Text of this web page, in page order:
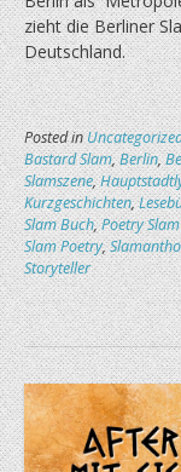
zieht die Berliner
Deutschland.
Posted in
Bastard Slam,Berlin,
Slamszene,
Kurzgeschichten,
Slam Buch,Poetry
Slam Poetry,
Storyteller